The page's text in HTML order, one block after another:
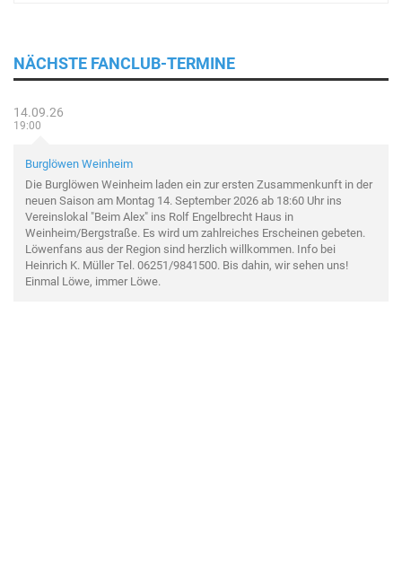
NÄCHSTE FANCLUB-TERMINE
14.09.26
19:00
Burglöwen Weinheim
Die Burglöwen Weinheim laden ein zur ersten Zusammenkunft in der
neuen Saison am Montag 14. September 2026 ab 18:60 Uhr ins
Vereinslokal "Beim Alex" ins Rolf Engelbrecht Haus in
Weinheim/Bergstraße. Es wird um zahlreiches Erscheinen gebeten.
Löwenfans aus der Region sind herzlich willkommen. Info bei
Heinrich K. Müller Tel. 06251/9841500. Bis dahin, wir sehen uns!
Einmal Löwe, immer Löwe.